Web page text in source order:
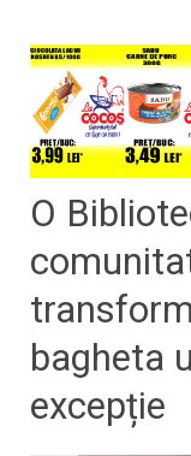
O
bagheta
excepție